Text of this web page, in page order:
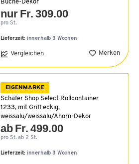
Buche-Dekor
nur Fr. 309.00
pro St.
Lieferzeit: innerhalb 3 Wochen
Vergleichen Merken
EIGENMARKE
Schäfer Shop Select Rollcontainer
1233, mit Griff eckig,
weissalu/weissalu/Ahorn-Dekor
ab Fr. 499.00
pro St. ab 2 St.
Lieferzeit: innerhalb 3 Wochen